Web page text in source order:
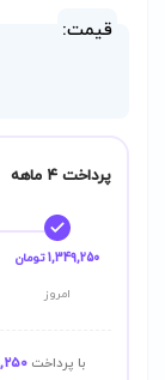
قیمت:
پرداخت ۴ ماهه
1,349,250 تومان
امروز
با پرداخت